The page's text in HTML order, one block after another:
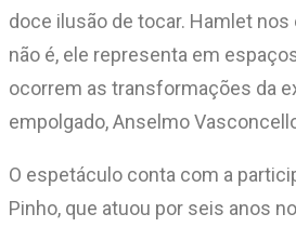
doce ilusão de tocar. Hamlet
não é, ele representa em
ocorrem as transformações da
empolgado, Anselmo
O espetáculo conta com a
Pinho, que atuou por seis anos